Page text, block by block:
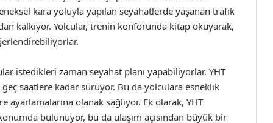
kara yoluyla yapılan seyahatlerde yaşanan trafik
kalkıyor. Yolcular, trenin konforunda kitap okuyarak,
istedikleri zaman seyahat planı yapabiliyorlar. YHT
saatlere kadar sürüyor. Bu da yolculara esneklik
olanak sağlıyor. Ek olarak, YHT
bulunuyor, bu da ulaşım açısından büyük bir